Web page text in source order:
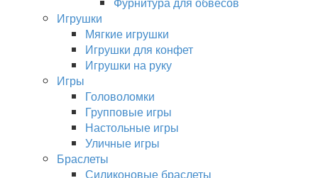
Игрушки
Мягкие игрушки
Игрушки для конфет
Игрушки на руку
Игры
Головоломки
Групповые игры
Настольные игры
Уличные игры
Браслеты
Силиконовые браслеты